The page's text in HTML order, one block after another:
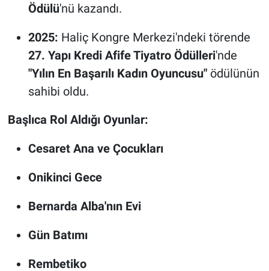
Ödülü'nü kazandı.
2025: Haliç Kongre Merkezi'ndeki törende
27. Yapı Kredi Afife Tiyatro Ödülleri'nde
"Yılın En Başarılı Kadın Oyuncusu"ödülünün
sahibi oldu.
Başlıca Rol Aldığı Oyunlar:
Cesaret Ana ve Çocukları
Onikinci Gece
Bernarda Alba'nın Evi
Gün Batımı
Rembetiko